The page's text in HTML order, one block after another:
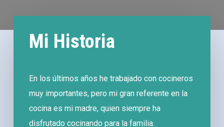
Mi Historia
En los últimos años he trabajado con cocineros
muy importantes, pero mi gran referente en la
cocina es mi madre, quien siempre ha
disfrutado cocinando para la familia.